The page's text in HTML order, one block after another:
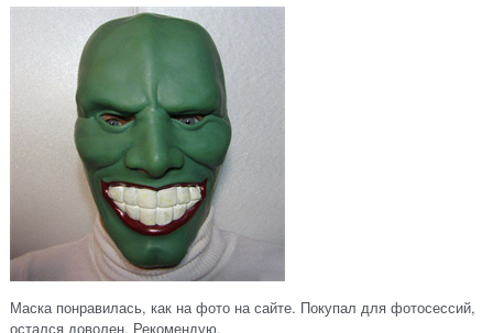
Маска понравилась, как на фото на сайте. Покупал для фотосессий,
остался доволен. Рекомендую.